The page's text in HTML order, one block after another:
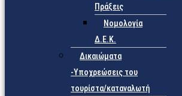
Πράξεις
Νομολογία
Δ.Ε.Κ.
Δικαιώματα
-Υποχρεώσεις του
τουρίστα/καταναλωτή